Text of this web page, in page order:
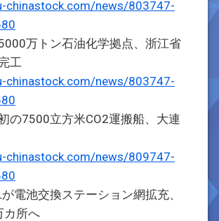
chinastock.com/news/803747-
万トン石油化学拠点、浙江省
工
chinastock.com/news/803747-
の7500立方米CO2運搬船、大連
chinastock.com/news/809747-
電池交換ステーション網拡充、
カ所へ